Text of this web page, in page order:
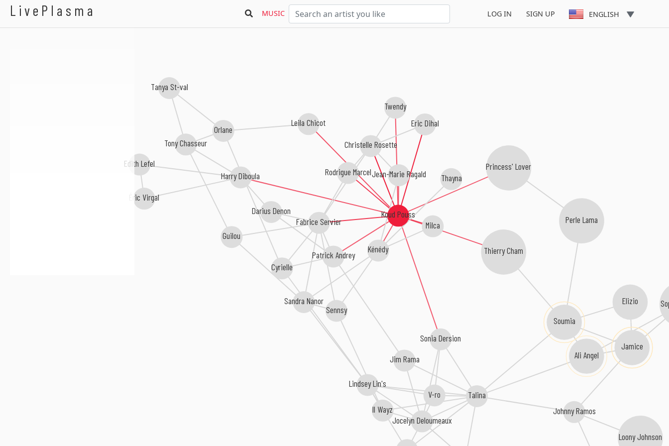
LivePlasma MUSIC LOG IN SIGN UP ENGLISH
Koud Pouss
Christelle Rosette
Eric Dihal
Rodrigue Marcel
Fabrice Servier Milca
Leila Chicot
Twendy
Thierry Cham
Kénédy
Harry Diboula Jean-Marie Ragald
Patrick Andrey
Princess' Lover
Sonia Dersion
Orlane
Soumia
Perle Lama
Darius Denon
Sandra Nanor
Jocelyn Deloumeaux
Thayna
Sennsy
Talina
Éric Virgal
Edith Lefel
Jim Rama
V-ro
Guilou
Tanya St-val
Jamice
Ali Angel
Elizio
Lindsey Lin's
Tony Chasseur
Johnny Ramos
Loony Johnson
II Wayz
Cyrielle
Koud Pouss